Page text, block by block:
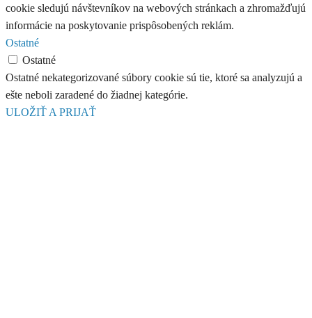
cookie sledujú návštevníkov na webových stránkach a zhromažďujú
informácie na poskytovanie prispôsobených reklám.
Ostatné
Ostatné
Ostatné nekategorizované súbory cookie sú tie, ktoré sa analyzujú a
ešte neboli zaradené do žiadnej kategórie.
ULOŽIŤ A PRIJAŤ